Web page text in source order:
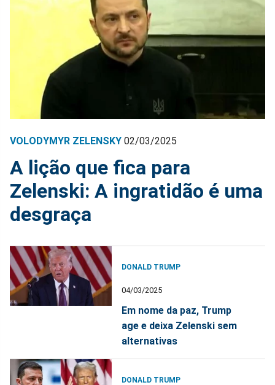
VOLODYMYR ZELENSKY 02/03/2025
A lição que fica para
Zelenski: A ingratidão é uma
desgraça
DONALD TRUMP
04/03/2025
Em nome da paz, Trump
age e deixa Zelenski sem
alternativas
DONALD TRUMP